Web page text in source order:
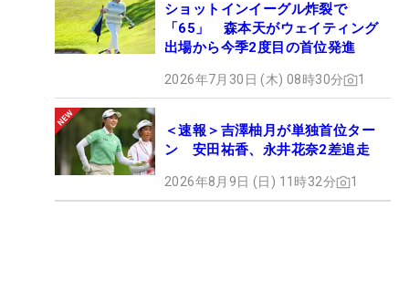
ショットインイーグル炸裂で
「65」 森本天がウェイティング
出場から今季2度目の首位発進
2026年7月30日 (木) 08時30分 1
＜速報＞吉澤柚月が単独首位ター
ン 安田祐香、永井花奈2差追走
2026年8月9日 (日) 11時32分 1